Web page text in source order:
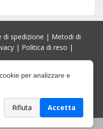
di spedizione | Metodi di
| Politica di reso |
per analizzare e
Rifiuta Accetta